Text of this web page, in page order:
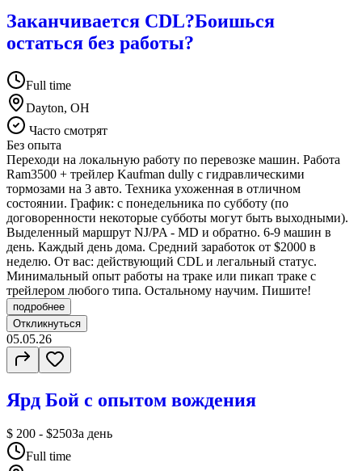
Заканчивается CDL?Боишься
остаться без работы?
Full time
Dayton, OH
Часто смотрят
Без опыта
Переходи на локальную работу по перевозке машин. Работа
Ram3500 + трейлер Kaufman dully с гидравлическими
тормозами на 3 авто. Техника ухоженная в отличном
состоянии. График: с понедельника по субботу (по
договоренности некоторые субботы могут быть выходными).
Выделенный маршрут NJ/PA - MD и обратно. 6-9 машин в
день. Каждый день дома. Средний заработок от $2000 в
неделю. От вас: действующий CDL и легальный статус.
Минимальный опыт работы на траке или пикап траке с
трейлером любого типа. Остальному научим. Пишите!
подробнее
Откликнуться
05.05.26
Ярд Бой с опытом вождения
$ 200 - $250За день
Full time